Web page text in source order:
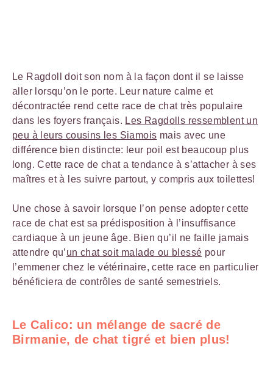
Le Ragdoll doit son nom à la façon dont il se laisse
aller lorsqu’on le porte. Leur nature calme et
décontractée rend cette race de chat très populaire
dans les foyers français. Les Ragdolls ressemblent un
peu à leurs cousins les Siamois mais avec une
différence bien distincte: leur poil est beaucoup plus
long. Cette race de chat a tendance à s’attacher à ses
maîtres et à les suivre partout, y compris aux toilettes!
Une chose à savoir lorsque l’on pense adopter cette
race de chat est sa prédisposition à l’insuffisance
cardiaque à un jeune âge. Bien qu’il ne faille jamais
attendre qu’un chat soit malade ou blessé pour
l’emmener chez le vétérinaire, cette race en particulier
bénéficiera de contrôles de santé semestriels.
Le Calico: un mélange de sacré de
Birmanie, de chat tigré et bien plus!